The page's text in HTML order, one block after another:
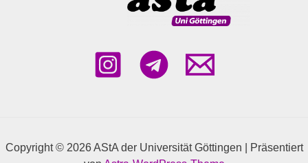
Copyright © 2026 AStA der Universität Göttingen | Präsentiert